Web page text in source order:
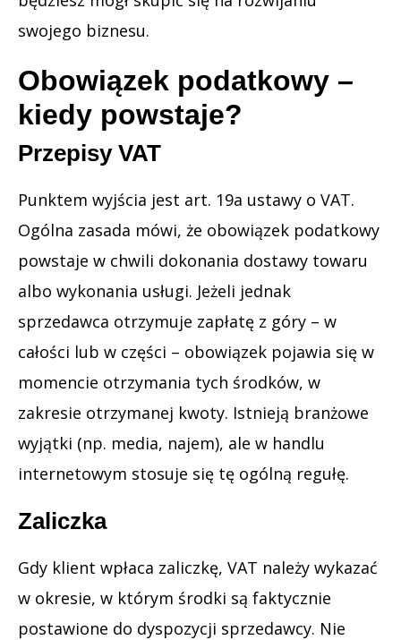
swojego biznesu.
Obowiązek podatkowy –
kiedy powstaje?
Przepisy VAT
Punktem wyjścia jest art. 19a ustawy o VAT.
Ogólna zasada mówi, że obowiązek podatkowy
powstaje w chwili dokonania dostawy towaru
albo wykonania usługi. Jeżeli jednak
sprzedawca otrzymuje zapłatę z góry – w
całości lub w części – obowiązek pojawia się w
momencie otrzymania tych środków, w
zakresie otrzymanej kwoty. Istnieją branżowe
wyjątki (np. media, najem), ale w handlu
internetowym stosuje się tę ogólną regułę.
Zaliczka
Gdy klient wpłaca zaliczkę, VAT należy wykazać
w okresie, w którym środki są faktycznie
postawione do dyspozycji sprzedawcy. Nie